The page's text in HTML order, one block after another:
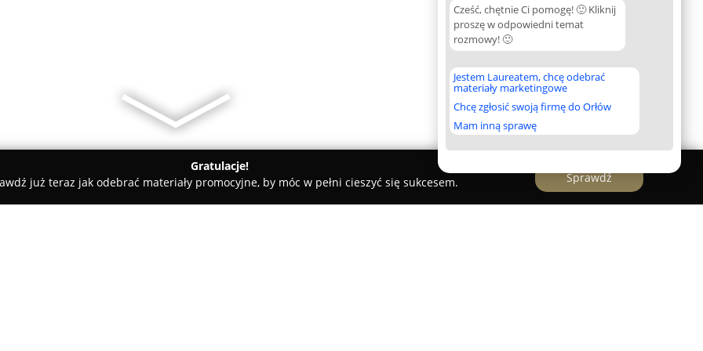
Cześć, chętnie Ci pomogę! 🙂 Kliknij
proszę w odpowiedni temat
rozmowy! 🙂
Jestem Laureatem, chcę odebrać
materiały marketingowe
Chcę zgłosić swoją firmę do Orłów
Mam inną sprawę
Gratulacje!
już teraz jak odebrać materiały promocyjne, by móc w pełni cieszyć się sukcesem.
Sprawdź